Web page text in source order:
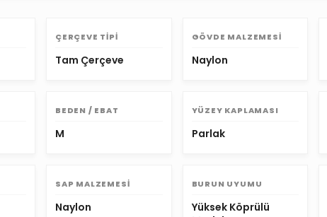
ÇERÇEVE TIPI
Tam Çerçeve
GÖVDE MALZEMESI
Naylon
BEDEN / EBAT
M
YÜZEY KAPLAMASI
Parlak
SAP MALZEMESI
Naylon
BURUN UYUMU
Yüksek Köprülü